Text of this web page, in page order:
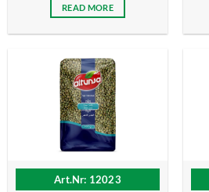
READ MORE
Art.Nr: 12023